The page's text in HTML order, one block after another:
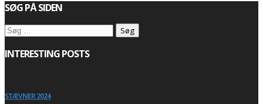
SØG PÅ SIDEN
Søg
efter:
INTERESTING POSTS
STÆVNER 2024